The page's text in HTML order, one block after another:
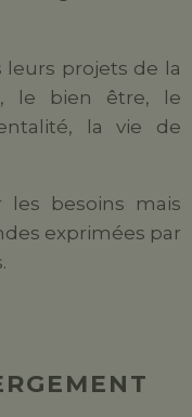
projets de la
le bien être, le
la vie de
besoins mais
exprimées par